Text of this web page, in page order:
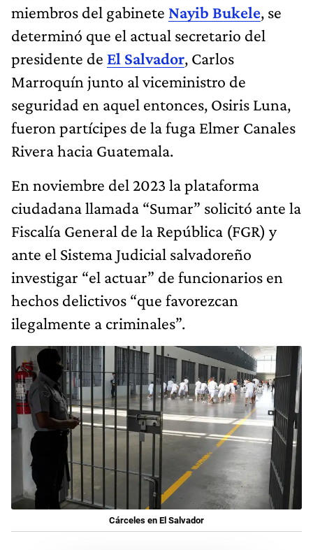
miembros del gabinete Nayib Bukele, se
determinó que el actual secretario del
presidente de El Salvador, Carlos
Marroquín junto al viceministro de
seguridad en aquel entonces, Osiris Luna,
fueron partícipes de la fuga Elmer Canales
Rivera hacia Guatemala.
En noviembre del 2023 la plataforma
ciudadana llamada “Sumar” solicitó ante la
Fiscalía General de la República (FGR) y
ante el Sistema Judicial salvadoreño
investigar “el actuar” de funcionarios en
hechos delictivos “que favorezcan
ilegalmente a criminales”.
Cárceles en El Salvador